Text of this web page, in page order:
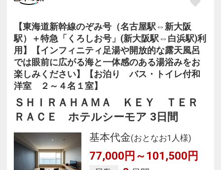
【東海道新幹線のぞみ号（名古屋駅⇔新大阪
駅）＋特急「くろしお号」(新大阪駅⇔白浜駅)利
用】【インフィニティ足湯や開放的な露天風呂
では眼前に広がる海と一体感のある湯浴みをお
楽しみください】【お泊り バス・トイレ付和
洋室 ２～４名１室】
ＳＨＩＲＡＨＡＭＡ ＫＥＹ ＴＥＲ
ＲＡＣＥ ホテルシーモア 3日間
基本代金(おとなお1人様)
77,000円～101,500円